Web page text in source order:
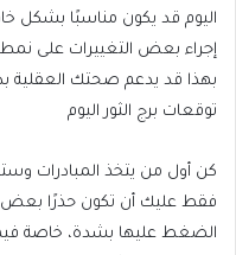
اليوم قد يكون مناسبًا بشكل
إجراء بعض التغييرات على نمط
بهذا قد يدعم صحتك العقلية
توقعات برج الثور اليوم
كن أول من يتخذ المبادرات
فقط عليك أن تكون حذرًا
الضغط عليها بشدة، خاصة